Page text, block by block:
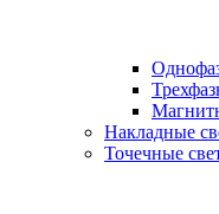
Накладные
Точечные